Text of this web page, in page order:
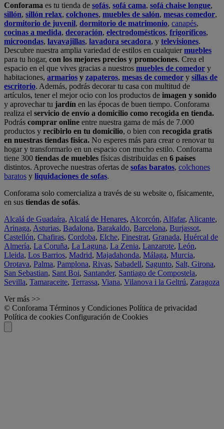
Conforama es tu tienda de sofás, sofá cama, sofá chaise longue,
sillón, sillón relax, colchones, muebles de salón, mesas comedor,
dormitorio de juvenil, dormitorio de matrimonio, canapés,
cocinas a medida, decoración, electrodomésticos, frigoríficos,
microondas, lavavajillas, lavadora secadora, y televisiones.
Descubre nuestra amplia variedad de estilos en cualquiermuebles
para tu hogar, con los mejores precios y promociones. Crea el
espacio en el que vives gracias a nuestros muebles de comedor y
habitaciones, armarios y zapateros, mesas de comedor y sillas de
escritorio. Además, podrás decorar tu casa con multitud de
artículos, tener el mejor ocio con los productos de imagen y sonido
y aprovechar tu jardín en las épocas de buen tiempo. Conforama
realiza el servicio de envío a domicilio como recogida en tienda.
Podrás comprar online entre nuestra gama de más de 7.000
productos y recibirlo en tu domicilio, o bien con recogida gratis
en nuestras tiendas física. No esperes más para crear o renovar tu
hogar y transformarlo en un espacio con mucho estilo. Conforama
tiene 300 tiendas de muebles físicas distribuidas en 6 países
distintos. Aproveche nuestras ofertas de sofas baratos, colchones
baratos y liquidaciones de sofas.
Conforama solo comercializa a través de su website o, físicamente,
en sus tiendas de sofás.
Alcalá de Guadaíra, Alcalá de Henares, Alcorcón, Alfafar, Alicante,
Arinaga, Asturias, Badalona, Barakaldo, Barcelona, Burjassot,
Castellón, Chafiras, Cordoba, Elche, Finestrat, Granada, Huércal de
Almería, La Coruña, La Laguna, La Zenia, Lanzarote, León,
Lleida, Los Barrios, Madrid, Majadahonda, Málaga, Murcia,
Orotava, Palma, Pamplona, Rivas, Sabadell, Sagunto, Salt, Girona,
San Sebastian, Sant Boi, Santander, Santiago de Compostela,
Sevilla, Tamaraceite, Terrassa, Viana, Vilanova i la Geltrú, Zaragoza
Ver más >>
© Conforama Términos y Condiciones Política de privacidad
Política de cookies Configuración de Cookies